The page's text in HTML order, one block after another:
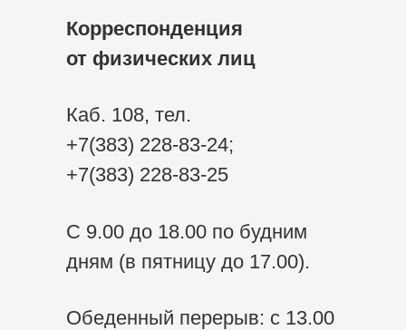
Корреспонденция
от физических лиц
Каб. 108, тел.
+7(383) 228-83-24;
+7(383) 228-83-25
С 9.00 до 18.00 по будним
дням (в пятницу до 17.00).
Обеденный перерыв: с 13.00